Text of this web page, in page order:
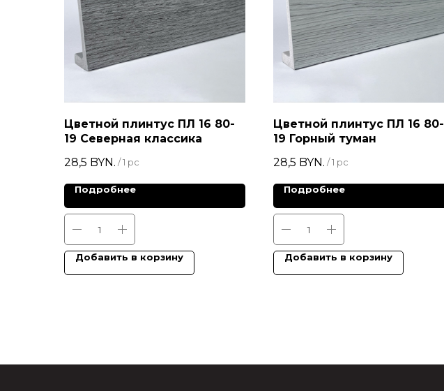
Цветной плинтус ПЛ 16 80-
19 Северная классика
28,5 BYN. / 1 pc
Подробнее
Добавить в корзину
Цветной плинтус ПЛ 16 80-
19 Горный туман
28,5 BYN. / 1 pc
Подробнее
Добавить в корзину